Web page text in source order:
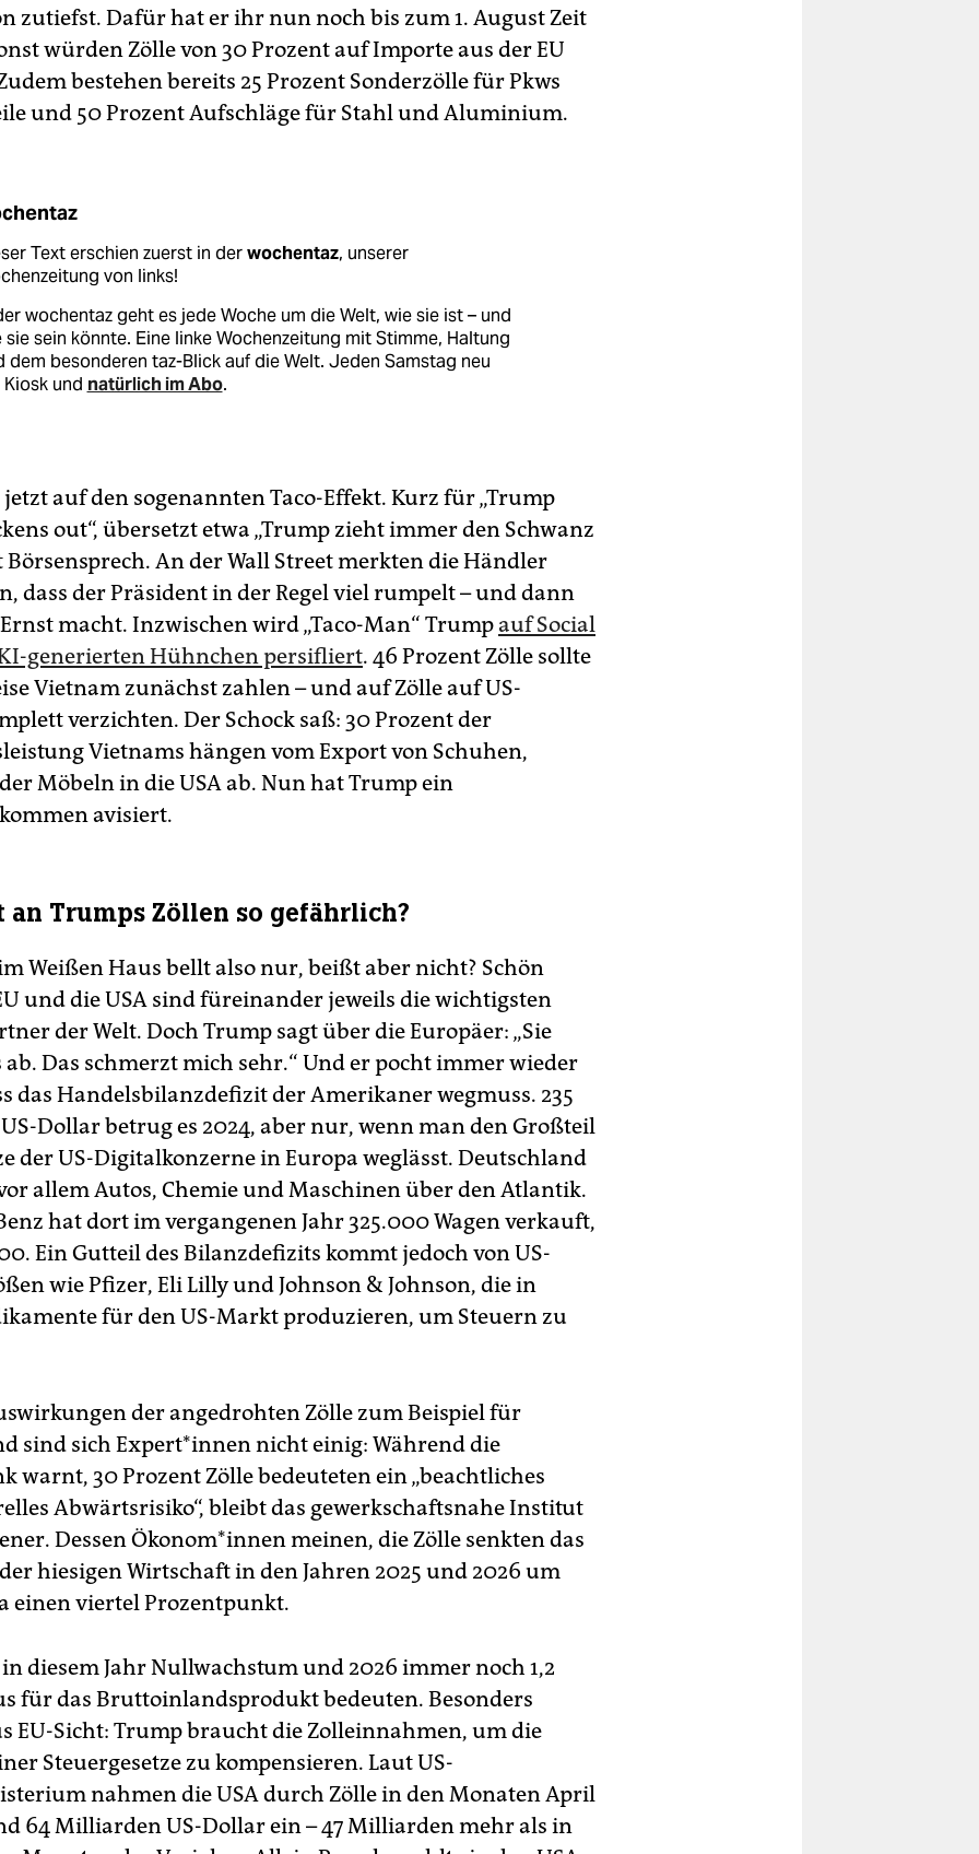
zutiefst. Dafür hat er ihr nun noch bis zum 1. August Zeit
würden Zölle von 30 Prozent auf Importe aus der EU
bestehen bereits 25 Prozent Sonderzölle für Pkws
und 50 Prozent Aufschläge für Stahl und Aluminium.
Text erschien zuerst in derwochentaz, unserer
von links!
wochentaz geht es jede Woche um die Welt, wie sie ist – und
sie sein könnte. Eine linke Wochenzeitung mit Stimme, Haltung
dem besonderen taz-Blick auf die Welt. Jeden Samstag neu
Kiosk und natürlich im Abo.
auf den sogenannten Taco-Effekt. Kurz für „Trump
out“, übersetzt etwa „Trump zieht immer den Schwanz
Börsensprech. An der Wall Street merkten die Händler
dass der Präsident in der Regel viel rumpelt – und dann
macht. Inzwischen wird „Taco-Man“ Trump auf ­Social
generierten Hühnchen persifliert. 46 Prozent Zölle sollte
Vietnam zunächst zahlen – und auf Zölle auf US-
verzichten. Der Schock saß: 30 Prozent der
Vietnams hängen vom Export von Schuhen,
Möbeln in die USA ab. Nun hat Trump ein
avisiert.
an Trumps Zöllen so gefährlich?
Weißen Haus bellt also nur, beißt aber nicht? Schön
und die USA sind füreinander jeweils die wichtigsten
der Welt. Doch Trump sagt über die Europäer: „Sie
ab. Das schmerzt mich sehr.“ Und er pocht immer wieder
das Handelsbilanzdefizit der Amerikaner wegmuss. 235
Dollar betrug es 2024, aber nur, wenn man den Großteil
der US-Digitalkonzerne in Europa weglässt. Deutschland
allem Autos, Chemie und Maschinen über den Atlantik.
hat dort im vergangenen Jahr 325.000 Wagen verkauft,
Ein Gutteil des Bilanzdefizits kommt jedoch von US-
wie Pfizer, Eli ­Lilly und Johnson & Johnson, die in
für den US-Markt produzieren, um Steuern zu
der angedrohten Zölle zum Beispiel für
sind sich Ex­per­t*in­nen nicht einig: Während die
warnt, 30 Prozent Zölle bedeuteten ein „beachtliches
Abwärtsrisiko“, bleibt das gewerkschaftsnahe Institut
Dessen Öko­nom*in­nen meinen, die Zölle senkten das
hiesigen Wirtschaft in den Jahren 2025 und 2026 um
einen viertel Prozentpunkt.
diesem Jahr Nullwachstum und 2026 immer noch 1,2
für das Bruttoinlandsprodukt bedeuten. Besonders
EU-Sicht: Trump braucht die Zolleinnahmen, um die
Steuergesetze zu kompensieren. Laut US-
nahmen die USA durch Zölle in den Monaten April
64 Milliarden US-Dollar ein – 47 Milliarden mehr als in